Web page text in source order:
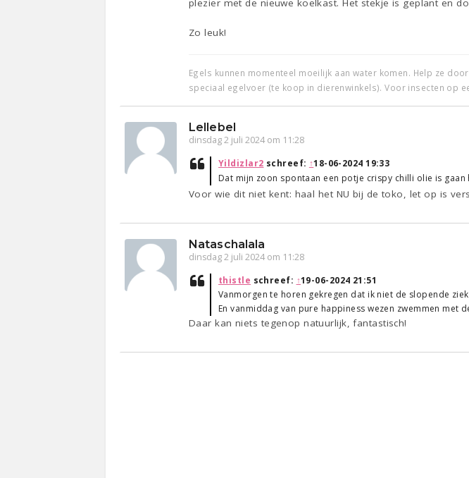
plezier met de nieuwe koelkast. Het stekje is geplant en
Zo leuk!
Egels kunnen momenteel moeilijk aan water komen. Help ze
speciaal egelvoer (te koop in dierenwinkels). Voor insecten op
Lellebel
dinsdag 2 juli 2024 om 11:28
Yildizlar2 schreef: ↑18-06-2024 19:33
Dat mijn zoon spontaan een potje crispy chilli olie is
Voor wie dit niet kent: haal het NU bij de toko, let op is
Nataschalala
dinsdag 2 juli 2024 om 11:28
thistle schreef: ↑19-06-2024 21:51
Vanmorgen te horen gekregen dat ik niet de slopende
En vanmiddag van pure happiness wezen zwemmen met
Daar kan niets tegenop natuurlijk, fantastisch!